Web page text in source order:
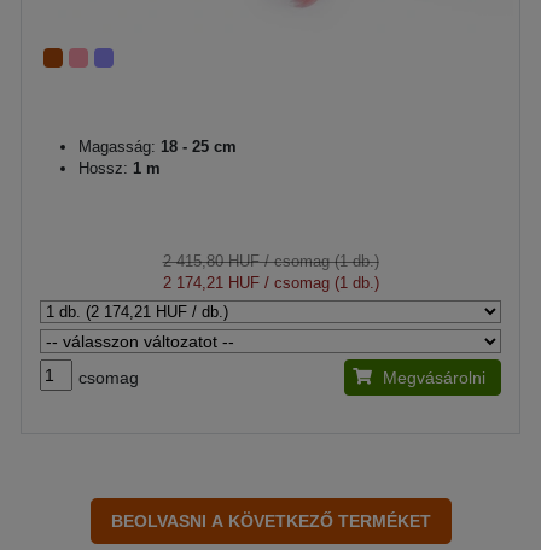
Magasság: 18 - 25 cm
Hossz: 1 m
2 415,80 HUF/ csomag (1 db.)
2 174,21 HUF/ csomag (1 db.)
csomag Megvásárolni